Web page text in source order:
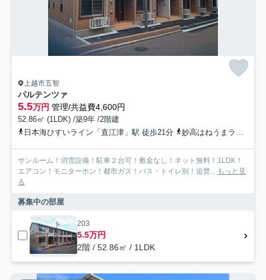
上越市五智
パルテンツァ
5.5万円 管理/共益費4,600円
52.86㎡ (1LDK) /築9年 /2階建
日本海ひすいライン「直江津」駅 徒歩21分
妙高はねうまライン「直江津」駅 徒歩21分
サンルーム！消雪設備！駐車２台可！敷金なし！ネット無料！1LDK！
エアコン！モニターホン！都市ガス！バス・トイレ別！追焚...
もっと見
る
募集中の部屋
203
5.5万円
2階 / 52.86㎡ / 1LDK